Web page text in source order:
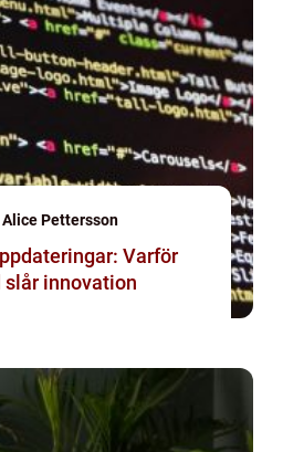
Alice Pettersson
Varför
innovation